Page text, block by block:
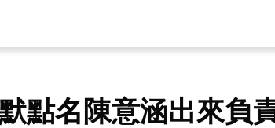
點名陳意涵出來負